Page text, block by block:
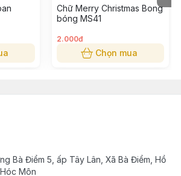
Chữ Merry Christmas Bong
bóng MS41
2.000đ
Chọn mua
Bà Điểm 5, ấp Tây Lân, Xã Bà Điểm, Hồ
Môn